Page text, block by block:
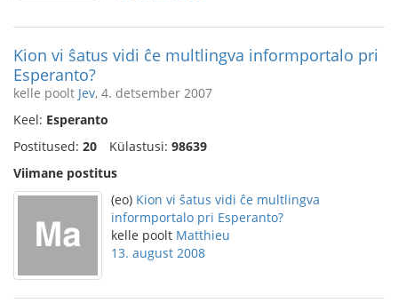
Kion vi ŝatus vidi ĉe multlingva informportalo pri
Esperanto?
kelle poolt Jev, 4. detsember 2007
Keel: Esperanto
Postitused: 20 Külastusi: 98639
Viimane postitus
(eo) Kion vi ŝatus vidi ĉe multlingva
informportalo pri Esperanto?
kelle poolt Matthieu
13. august 2008